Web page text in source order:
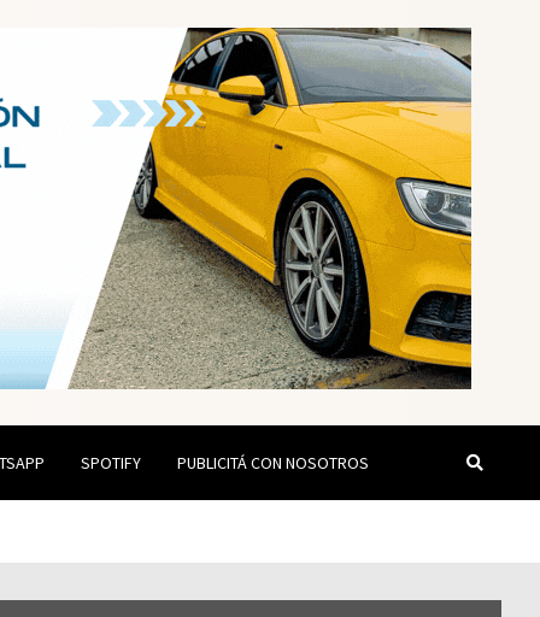
SPOTIFY PUBLICITÁ CON NOSOTROS